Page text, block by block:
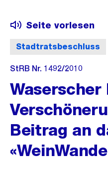
Stadtratsbeschluss
Seite vorlesen
StRB Nr. 1492/2010
Beitrag an